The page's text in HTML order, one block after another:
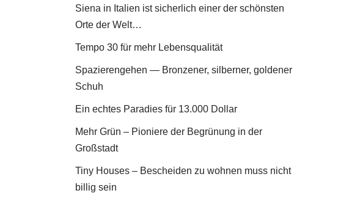
Siena in Italien ist sicherlich einer der schönsten
Orte der Welt…
Tempo 30 für mehr Lebensqualität
Spazierengehen — Bronzener, silberner, goldener
Schuh
Ein echtes Paradies für 13.000 Dollar
Mehr Grün – Pioniere der Begrünung in der
Großstadt
Tiny Houses – Bescheiden zu wohnen muss nicht
billig sein